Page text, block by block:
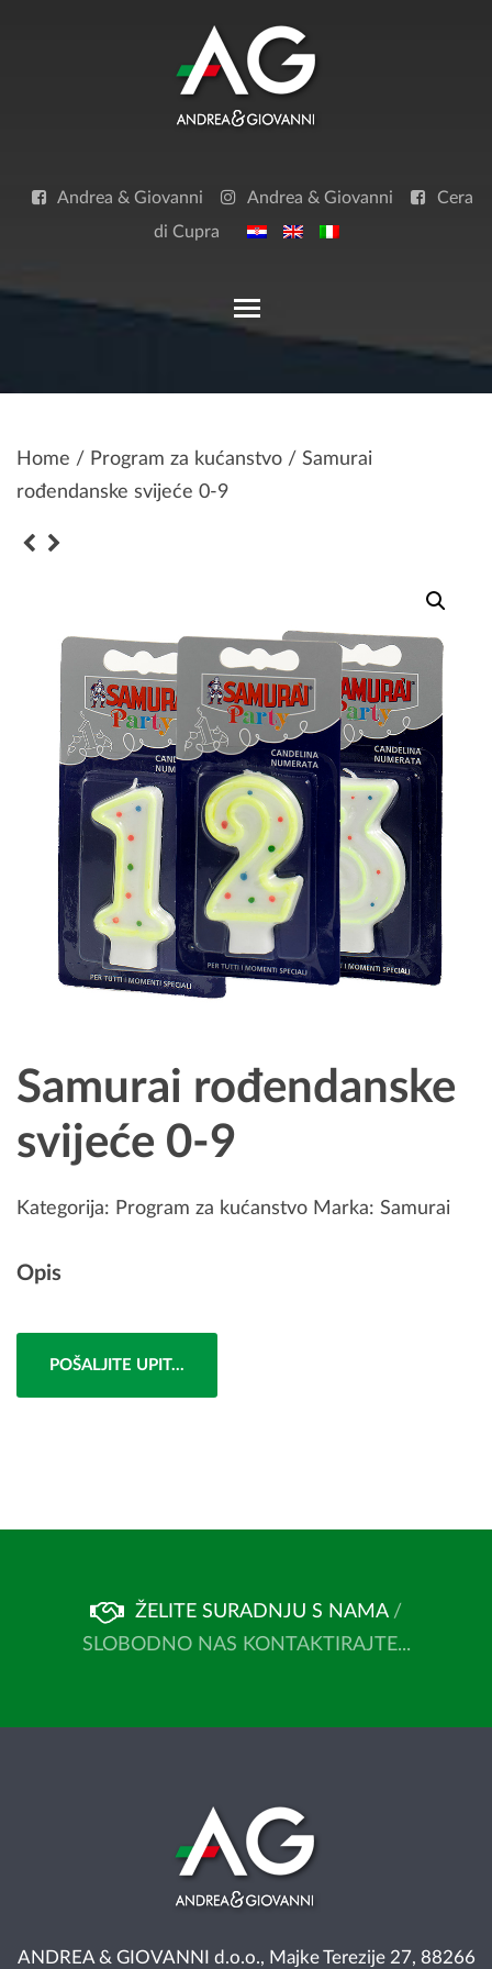
Andrea & Giovanni Andrea & Giovanni Cera
di Cupra
Home / Program za kućanstvo / Samurai
rođendanske svijeće 0-9
Samurai rođendanske
svijeće 0-9
Kategorija: Program za kućanstvo Marka: Samurai
Opis
POŠALJITE UPIT...
ŽELITE SURADNJU S NAMA /
SLOBODNO NAS KONTAKTIRAJTE...
ANDREA & GIOVANNI d.o.o., Majke Terezije 27, 88266